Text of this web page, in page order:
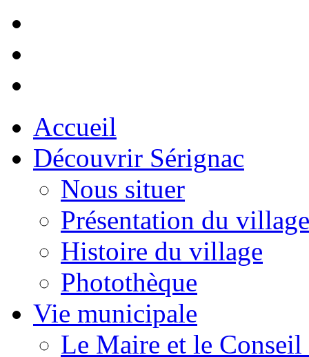
Accueil
Découvrir Sérignac
Nous situer
Présentation du village
Histoire du village
Photothèque
Vie municipale
Le Maire et le